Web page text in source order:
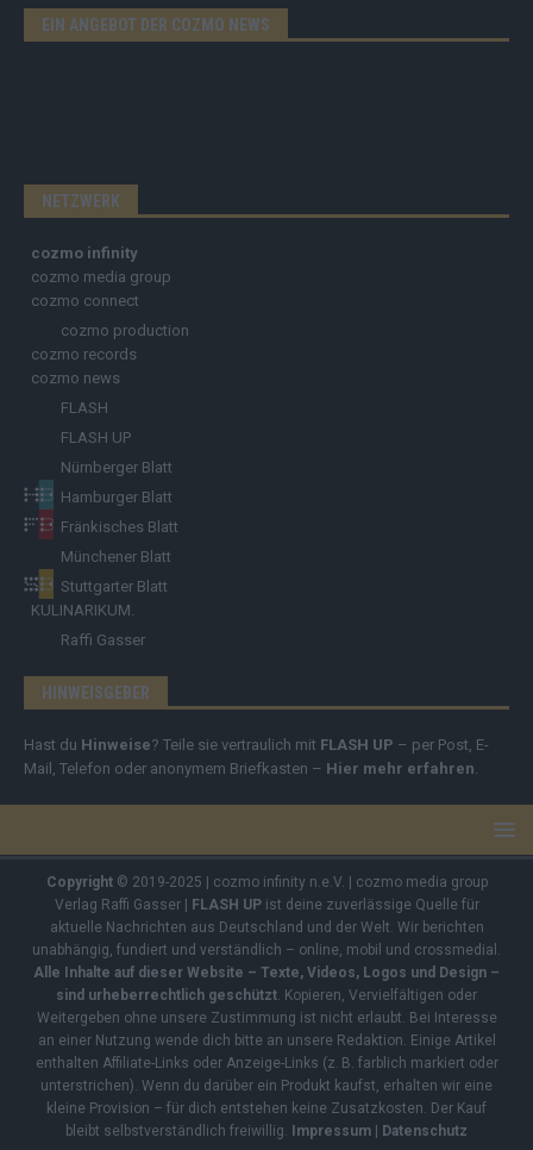
EIN ANGEBOT DER COZMO NEWS
NETZWERK
cozmo infinity
cozmo media group
cozmo connect
cozmo production
cozmo records
cozmo news
FLASH
FLASH UP
Nürnberger Blatt
Hamburger Blatt
Fränkisches Blatt
Münchener Blatt
Stuttgarter Blatt
KULINARIKUM.
Raffi Gasser
HINWEISGEBER
Hast du Hinweise? Teile sie vertraulich mit FLASH UP – per Post, E-
Mail, Telefon oder anonymem Briefkasten – Hier mehr erfahren
Copyright© 2019-2025 | cozmo infinity n.e.V. | cozmo media group
Verlag Raffi Gasser | FLASH UPist deine zuverlässige Quelle für
aktuelle Nachrichten aus Deutschland und der Welt. Wir berichten
unabhängig, fundiert und verständlich – online, mobil und crossmedial.
Alle Inhalte auf dieser Website – Texte, Videos, Logos und Design –
sind urheberrechtlich geschützt . Kopieren, Vervielfältigen oder
Weitergeben ohne unsere Zustimmung ist nicht erlaubt. Bei Interesse
an einer Nutzung wende dich bitte an unsere Redaktion. Einige Artikel
enthalten Affiliate-Links oder Anzeige-Links (z. B. farblich markiert oder
unterstrichen). Wenn du darüber ein Produkt kaufst, erhalten wir eine
kleine Provision – für dich entstehen keine Zusatzkosten. Der Kauf
bleibt selbstverständlich freiwillig. Impressum | Datenschutz